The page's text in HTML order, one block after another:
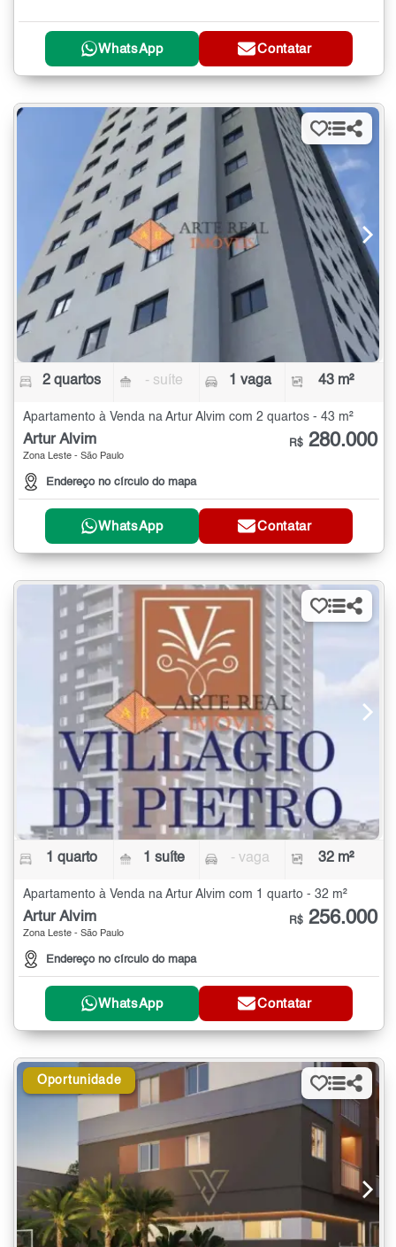
WhatsApp Contatar
2 quartos - suíte 1 vaga 43 m²
Apartamento à Venda na Artur Alvim com 2 quartos - 43 m²
Artur Alvim
Zona Leste - São Paulo
Endereço no círculo do mapa
R$ 280.000
WhatsApp Contatar
1 quarto 1 suíte - vaga 32 m²
Apartamento à Venda na Artur Alvim com 1 quarto - 32 m²
Artur Alvim
Zona Leste - São Paulo
Endereço no círculo do mapa
R$ 256.000
WhatsApp Contatar
Oportunidade